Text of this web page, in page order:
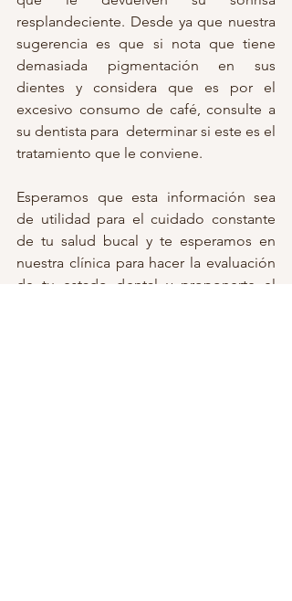
resplandeciente. Desde ya que nuestra
sugerencia es que si nota que tiene
demasiada pigmentación en sus
dientes y considera que es por el
excesivo consumo de café, consulte a
su dentista para  determinar si este es el
tratamiento que le conviene.
Esperamos que esta información sea
de utilidad para el cuidado constante
de tu salud bucal y te esperamos en
nuestra clínica para hacer la evaluación
de tu estado dental y proponerte el